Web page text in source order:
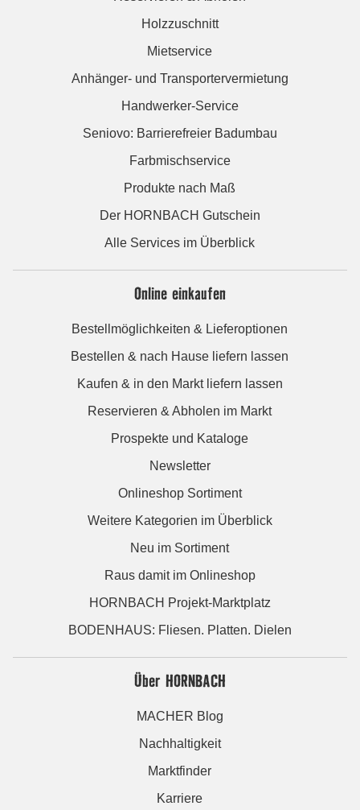
Holzzuschnitt
Mietservice
Anhänger- und Transportervermietung
Handwerker-Service
Seniovo: Barrierefreier Badumbau
Farbmischservice
Produkte nach Maß
Der HORNBACH Gutschein
Alle Services im Überblick
Online einkaufen
Bestellmöglichkeiten & Lieferoptionen
Bestellen & nach Hause liefern lassen
Kaufen & in den Markt liefern lassen
Reservieren & Abholen im Markt
Prospekte und Kataloge
Newsletter
Onlineshop Sortiment
Weitere Kategorien im Überblick
Neu im Sortiment
Raus damit im Onlineshop
HORNBACH Projekt-Marktplatz
BODENHAUS: Fliesen. Platten. Dielen
Über HORNBACH
MACHER Blog
Nachhaltigkeit
Marktfinder
Karriere